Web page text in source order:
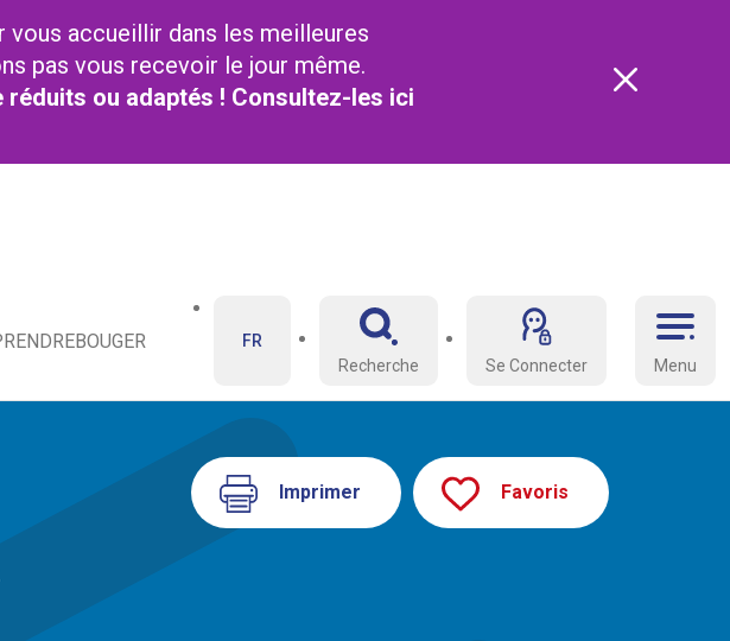
accueillir dans les meilleures
pas vous recevoir le jour même.
ou adaptés ! Consultez-les ici
BOUGER
Menu
FR
Recherche
Se Connecter
Imprimer Favoris